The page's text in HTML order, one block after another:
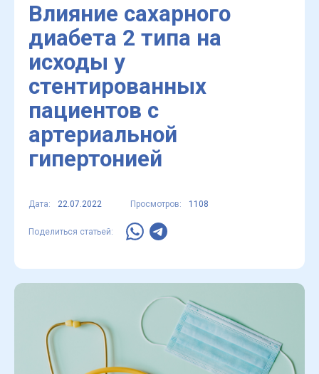
Влияние сахарного
диабета 2 типа на
исходы у
стентированных
пациентов с
артериальной
гипертонией
Дата: 22.07.2022 Просмотров: 1108
Поделиться статьей: